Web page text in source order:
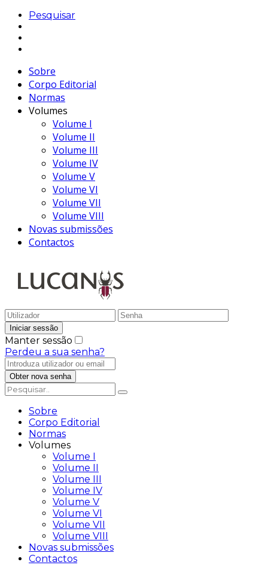
Pesquisar
Sobre
Corpo Editorial
Normas
Volumes
Volume I
Volume II
Volume III
Volume IV
Volume V
Volume VI
Volume VII
Volume VIII
Novas submissões
Contactos
Manter sessão
Perdeu a sua senha?
Sobre
Corpo Editorial
Normas
Volumes
Volume I
Volume II
Volume III
Volume IV
Volume V
Volume VI
Volume VII
Volume VIII
Novas submissões
Contactos